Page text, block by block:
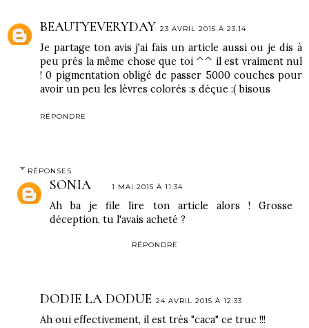
BEAUTYEVERYDAY 23 AVRIL 2015 À 23:14
Je partage ton avis j'ai fais un article aussi ou je dis à
peu prés la même chose que toi ^^ il est vraiment nul
! 0 pigmentation obligé de passer 5000 couches pour
avoir un peu les lèvres colorés :s déçue :( bisous
RÉPONDRE
RÉPONSES
SONIA 1 MAI 2015 À 11:34
Ah ba je file lire ton article alors ! Grosse
déception, tu l'avais acheté ?
RÉPONDRE
DODIE LA DODUE 24 AVRIL 2015 À 12:33
Ah oui effectivement, il est très "caca" ce truc !!!